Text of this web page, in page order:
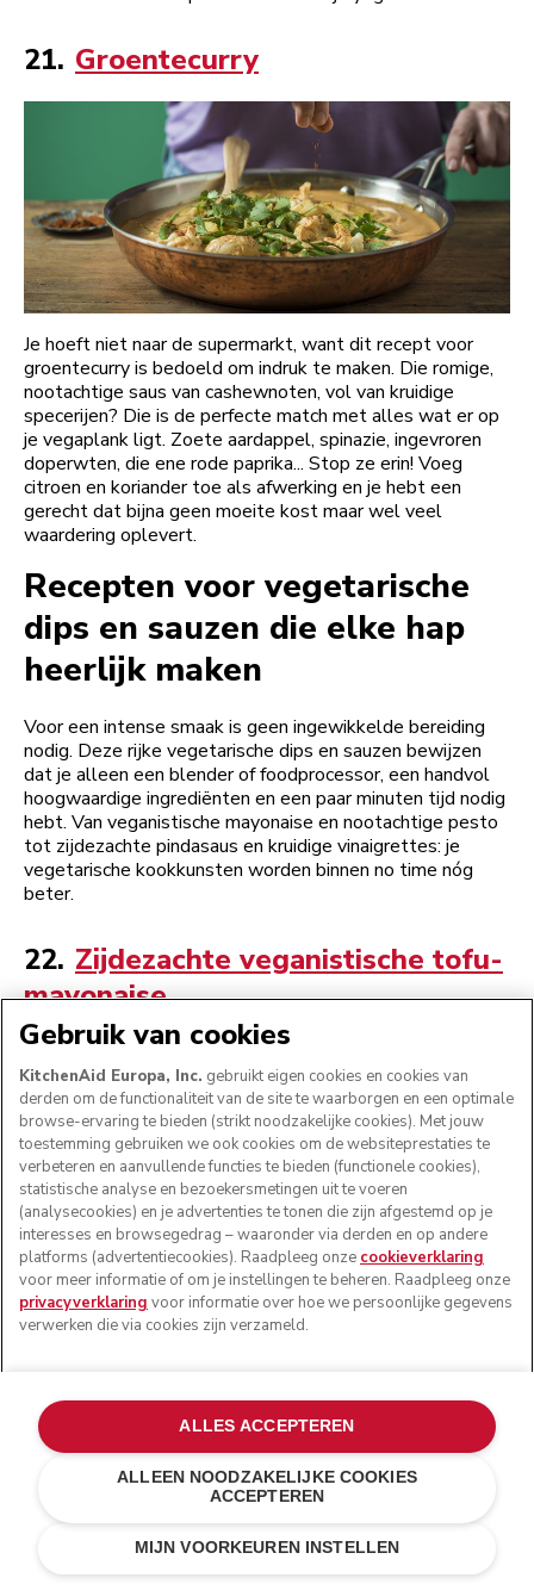
21. Groentecurry
Je hoeft niet naar de supermarkt, want dit recept voor
groentecurry is bedoeld om indruk te maken. Die romige,
nootachtige saus van cashewnoten, vol van kruidige
specerijen? Die is de perfecte match met alles wat er op
je vegaplank ligt. Zoete aardappel, spinazie, ingevroren
doperwten, die ene rode paprika... Stop ze erin! Voeg
citroen en koriander toe als afwerking en je hebt een
gerecht dat bijna geen moeite kost maar wel veel
waardering oplevert.
Recepten voor vegetarische
dips en sauzen die elke hap
heerlijk maken
Voor een intense smaak is geen ingewikkelde bereiding
nodig. Deze rijke vegetarische dips en sauzen bewijzen
dat je alleen een blender of foodprocessor, een handvol
hoogwaardige ingrediënten en een paar minuten tijd nodig
hebt. Van veganistische mayonaise en nootachtige pesto
tot zijdezachte pindasaus en kruidige vi­nai­gret­tes: je
vegetarische kookkunsten worden binnen no time nóg
beter.
22. Zijdezachte veganistische tofu-
mayonaise
Gek op mayonaise maar liever zonder eieren? Dat kan met
deze plantaardige versie. Deze heeft een zachte en
fluweelachtige structuur door het gebruik van zijdetofu en
krijgt een vleugje pit door het toevoegen van citroensap
saladedressing of vegetarische dip.
Simpele vinaigrette
Gebruik van cookies
KitchenAid Europa, Inc. gebruikt eigen cookies en cookies van
derden om de functionaliteit van de site te waarborgen en een optimale
browse-ervaring te bieden (strikt noodzakelijke cookies). Met jouw
toestemming gebruiken we ook cookies om de websiteprestaties te
verbeteren en aanvullende functies te bieden (functionele cookies),
statistische analyse en bezoekersmetingen uit te voeren
(analysecookies) en je advertenties te tonen die zijn afgestemd op je
interesses en browsegedrag – waaronder via derden en op andere
platforms (advertentiecookies). Raadpleeg onze cookieverklaring
voor meer informatie of om je instellingen te beheren. Raadpleeg onze
privacyverklaring voor informatie over hoe we persoonlijke gegevens
verwerken die via cookies zijn verzameld.
MIJN VOORKEUREN INSTELLEN
ALLEEN NOODZAKELIJKE COOKIES
ACCEPTEREN
ALLES ACCEPTEREN